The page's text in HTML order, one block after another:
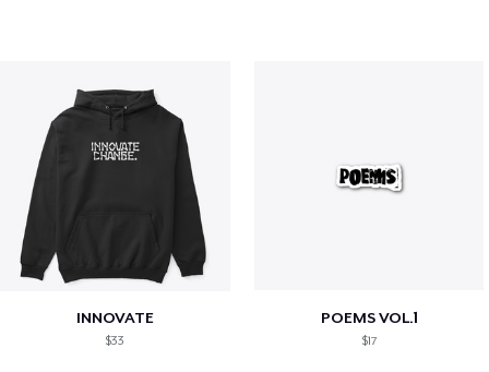
INNOVATE
$33
POEMS VOL.1
$17